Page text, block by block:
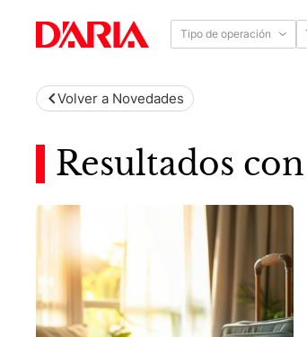
Tipo de operación
Volver a Novedades
Resultados